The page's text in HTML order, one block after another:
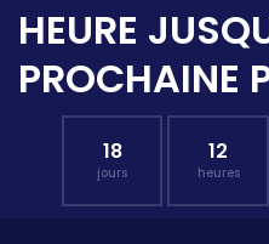
HEURE
PROCHAINE
18
jours
12
heures